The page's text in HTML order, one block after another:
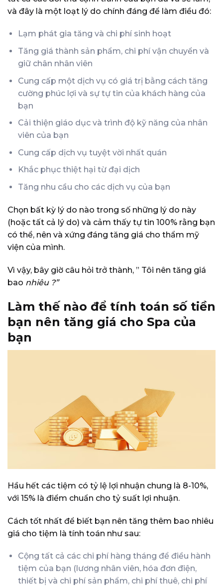
và đây là một loạt lý do chính đáng để làm điều đó:
Lạm phát gia tăng và chi phí sinh hoạt
Tăng giá thành sản phẩm, chi phí vận chuyển và
giữ chân nhân viên
Cung cấp một dịch vụ có giá trị bằng cách tăng
cường phúc lợi và sự tự tin của khách hàng của
bạn
Cải thiện giáo dục và trình độ kỹ năng của nhân
viên của bạn
Cung cấp dịch vụ tuyệt vời nhất quán
Khắc phục thiệt hại từ đại dịch
Tăng nhu cầu cho các dịch vụ của bạn
Chọn bất kỳ lý do nào trong số những lý do này
(hoặc tất cả lý do) và cảm thấy tự tin 100% rằng bạn
có thể, nên và xứng đáng tăng giá cho thẩm mỹ
viện của mình.
Vì vậy, bây giờ câu hỏi trở thành, ” Tôi nên tăng giá
bao nhiêu ?”
Làm thế nào để tính toán số tiền
bạn nên tăng giá cho Spa của
bạn
Hầu hết các tiệm có tỷ lệ lợi nhuận chung là 8-10%,
với 15% là điểm chuẩn cho tỷ suất lợi nhuận.
Cách tốt nhất để biết bạn nên tăng thêm bao nhiêu
giá cho tiệm là tính toán như sau:
Cộng tất cả các chi phí hàng tháng để điều hành
tiệm của bạn (lương nhân viên, hóa đơn điện,
thiết bị và chi phí sản phẩm, chi phí thuê, chi phí